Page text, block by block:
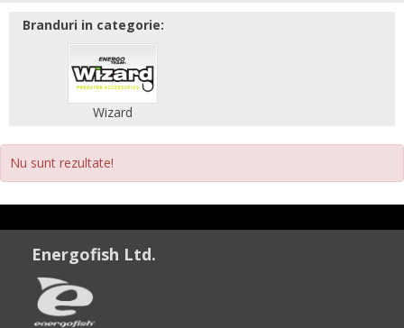
Branduri in categorie:
Wizard
Nu sunt rezultate!
Energofish Ltd.